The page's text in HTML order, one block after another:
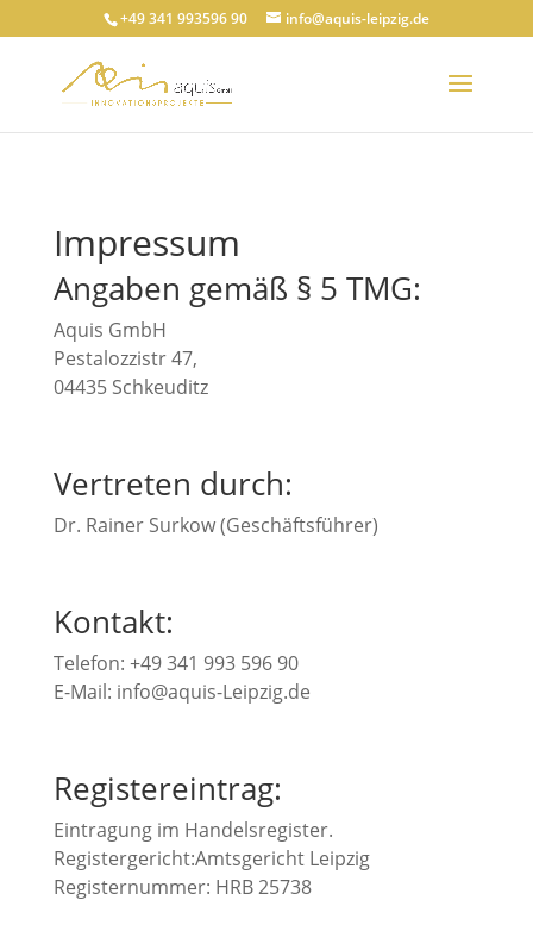
+49 341 993596 90 info@aquis-leipzig.de
Impressum
Angaben gemäß § 5 TMG:
Aquis GmbH
Pestalozzistr 47,
04435 Schkeuditz
Vertreten durch:
Dr. Rainer Surkow (Geschäftsführer)
Kontakt:
Telefon: +49 341 993 596 90
E-Mail: info@aquis-Leipzig.de
Registereintrag:
Eintragung im Handelsregister.
Registergericht:Amtsgericht Leipzig
Registernummer: HRB 25738